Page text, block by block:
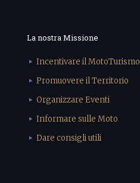
La nostra Missione
Incentivare il MotoTurismo
Promuovere il Territorio
Organizzare Eventi
Informare sulle Moto
Dare consigli utili